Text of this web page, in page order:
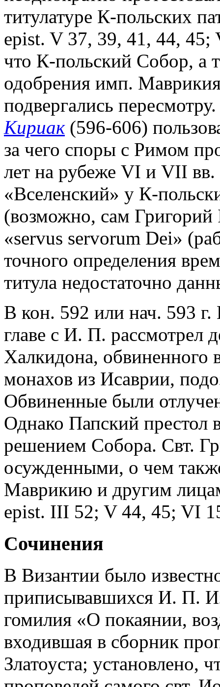
титулатуре К-польских
epist. V 37, 39, 41, 44,
что К-польский Собор, а
одобрения имп.
подвергались
Кириак(596-606)
за чего споры с Римом
лет на рубеже VI и VII вв.
«Вселенский» у К-
(возможно, сам Григорий
«servus servorum Dei»
точного определения
титула недостаточно
В кон. 592 или нач. 593
главе с И. П. рассмотрел
Халкидона, обвиненного
монахов из Исаврии,
Обвиненные были
Однако Папский престол
решением Собора. Свт.
осужденными, о чем
Маврикию и другим
epist. III 52; V 44, 45; VI
Сочинения
В Византии было
приписывавшихся И. П.
гомилия «О покаянии,
входившая в сборник
Златоуста; установлено,